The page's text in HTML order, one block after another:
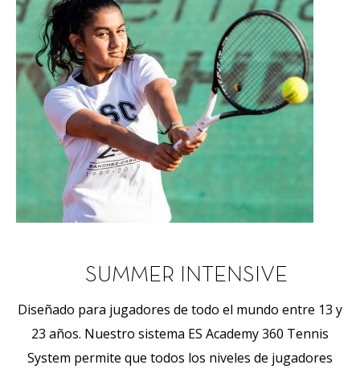
SUMMER INTENSIVE
Diseñado para jugadores de todo el mundo entre 13 y
23 años. Nuestro sistema ES Academy 360 Tennis
System permite que todos los niveles de jugadores